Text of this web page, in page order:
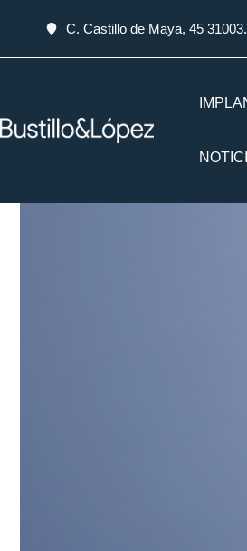
C. Castillo de Maya, 45